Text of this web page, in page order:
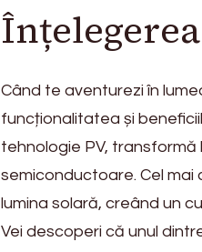
Când te aventurezi în
funcționalitatea și
tehnologie PV,
semiconductoare. Cel mai
lumina solară, creând un
Vei descoperi că unul